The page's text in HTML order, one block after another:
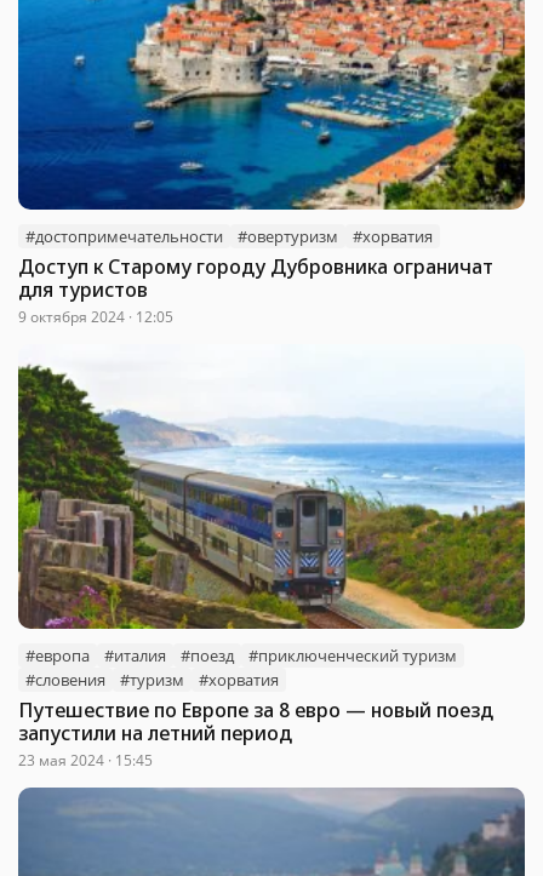
#достопримечательности #овертуризм #хорватия
Доступ к Старому городу Дубровника ограничат
для туристов
9 октября 2024 · 12:05
#европа #италия #поезд
#приключенческий туризм
#словения
#туризм #хорватия
Путешествие по Европе за 8 евро — новый поезд
запустили на летний период
23 мая 2024 · 15:45